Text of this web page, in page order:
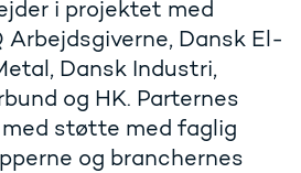
i projektet med
Arbejdsgiverne, Dansk El-
Dansk Industri,
og HK. Parternes
støtte med faglig
og branchernes